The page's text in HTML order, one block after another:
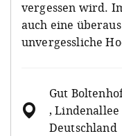
vergessen wird.
auch eine
unvergessliche
Gut
,
Deutschland